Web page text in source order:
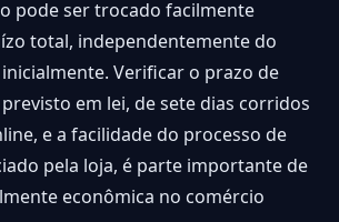
pode ser trocado facilmente
total, independentemente do
Verificar o prazo de
em lei, de sete dias corridos
e a facilidade do processo de
pela loja, é parte importante de
econômica no comércio